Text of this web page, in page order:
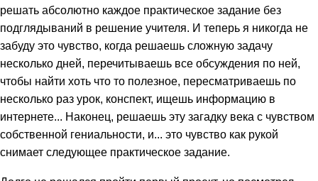
решать абсолютно каждое практическое задание без
подглядываний в решение учителя. И теперь я никогда не
забуду это чувство, когда решаешь сложную задачу
несколько дней, перечитываешь все обсуждения по ней,
чтобы найти хоть что то полезное, пересматриваешь по
несколько раз урок, конспект, ищешь информацию в
интернете... Наконец, решаешь эту загадку века с чувством
собственной гениальности, и... это чувство как рукой
снимает следующее практическое задание.